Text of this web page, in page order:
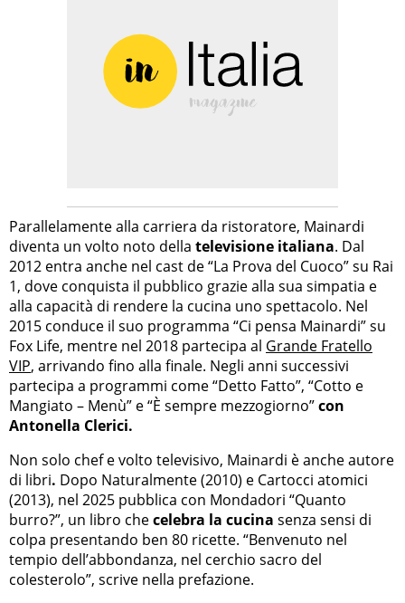
Parallelamente alla carriera da ristoratore, Mainardi
diventa un volto noto della televisione italiana. Dal
2012 entra anche nel cast de “La Prova del Cuoco” su Rai
1, dove conquista il pubblico grazie alla sua simpatia e
alla capacità di rendere la cucina uno spettacolo. Nel
2015 conduce il suo programma “Ci pensa Mainardi” su
Fox Life, mentre nel 2018 partecipa al Grande Fratello
VIP, arrivando fino alla finale. Negli anni successivi
partecipa a programmi come “Detto Fatto”, “Cotto e
Mangiato – Menù” e “È sempre mezzogiorno”con
Antonella Clerici.
Non solo chef e volto televisivo, Mainardi è anche autore
di libri. Dopo Naturalmente (2010) e Cartocci atomici
(2013), nel 2025 pubblica con Mondadori “Quanto
burro?”, un libro checelebra la cucina senza sensi di
colpa presentando ben 80 ricette. “Benvenuto nel
tempio dell’abbondanza, nel cerchio sacro del
colesterolo”, scrive nella prefazione.